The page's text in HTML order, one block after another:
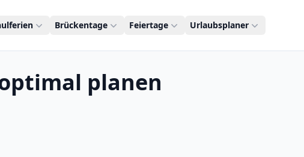
Brückentage Feiertage Urlaubsplaner
planen